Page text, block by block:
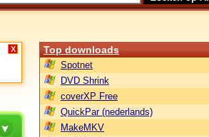
X Top downloads
Spotnet
DVD Shrink
coverXP Free
QuickPar (nederlands)
MakeMKV